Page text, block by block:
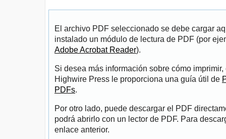
El archivo PDF seleccionado se debe cargar
instalado un módulo de lectura de PDF (por
Adobe Acrobat Reader).
Si desea más información sobre cómo
Highwire Press le proporciona una guía útil de
PDFs.
Por otro lado, puede descargar el PDF
podrá abrirlo con un lector de PDF. Para
enlace anterior.